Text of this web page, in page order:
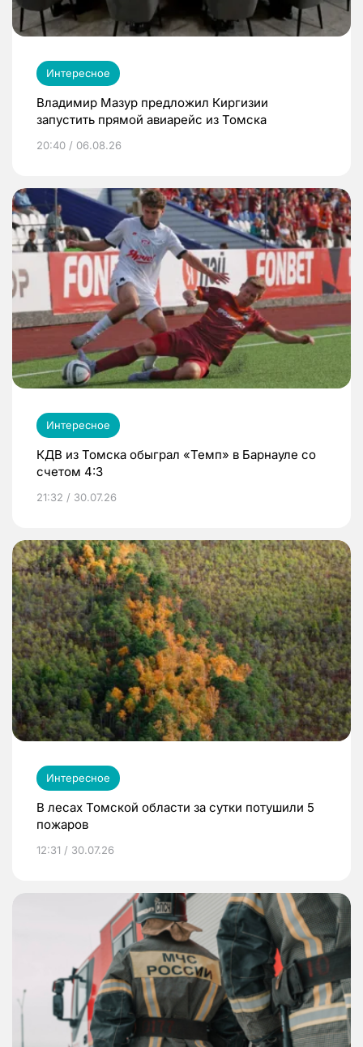
Интересное
Владимир Мазур предложил Киргизии
запустить прямой авиарейс из Томска
20:40 / 06.08.26
Интересное
КДВ из Томска обыграл «Темп» в Барнауле со
счетом 4:3
21:32 / 30.07.26
Интересное
В лесах Томской области за сутки потушили 5
пожаров
12:31 / 30.07.26